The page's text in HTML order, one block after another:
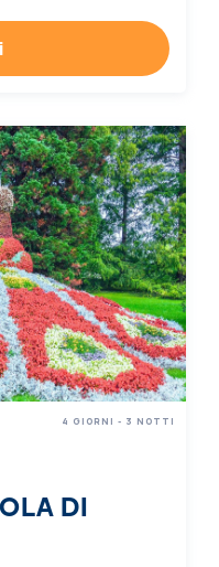
DI
4 GIORNI - 3 NOTTI